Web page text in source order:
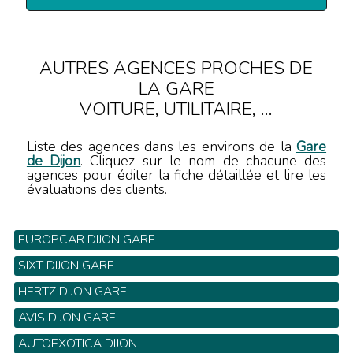
AUTRES AGENCES PROCHES DE
LA GARE
VOITURE, UTILITAIRE, ...
Liste des agences dans les environs de laGare
de Dijon. Cliquez sur le nom de chacune des
agences pour éditer la fiche détaillée et lire les
évaluations des clients.
EUROPCAR DIJON GARE
Cour de la gare - Tel: 03 80 45 90 60
SIXT DIJON GARE
25 Rue Arquebuse - Tel: 03 80 41 37 95
HERTZ DIJON GARE
7 Bis Cour de la Gare - Tel: 03 80 53 14 00
AVIS DIJON GARE
Gare SNCF - Tel: 08 20 61 16 63
AUTOEXOTICA DIJON